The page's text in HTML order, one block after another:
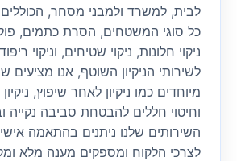
לבית, למשרד ולמבני מסחר, הכוללים
כל סוגי המשטחים, הסרת כתמים,
ניקוי חלונות, ניקוי שטיחים, וניקוי
לשירותי הניקיון השוטף, אנו מציעים
מיוחדים כמו ניקיון לאחר שיפוץ,
וחיטוי חללים להבטחת סביבה נקייה
השירותים שלנו ניתנים בהתאמה
לצרכי הלקוח ומספקים מענה מלא